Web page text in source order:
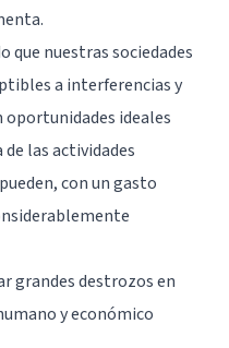
que nuestras sociedades
a interferencias y
ideales
las actividades
con un gasto
grandes destrozos en
y económico